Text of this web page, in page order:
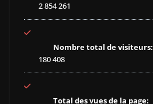
2 854 261
Nombre total de visiteurs:
180 408
Total des vues de la page: